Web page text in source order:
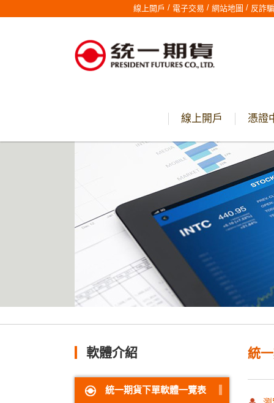
線上開戶 / 電子交易 / 網站地圖 / 反詐
線上開戶 憑證
軟體介紹
統一期貨下單軟體一覽表
統